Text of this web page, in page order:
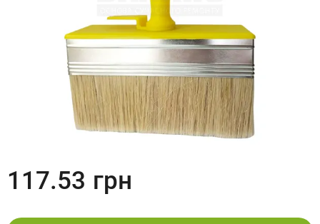
117.53 грн